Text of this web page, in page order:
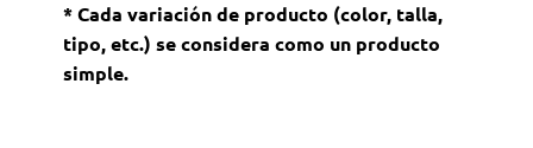
* Cada variación de producto (color, talla,
tipo, etc.) se considera como un producto
simple.